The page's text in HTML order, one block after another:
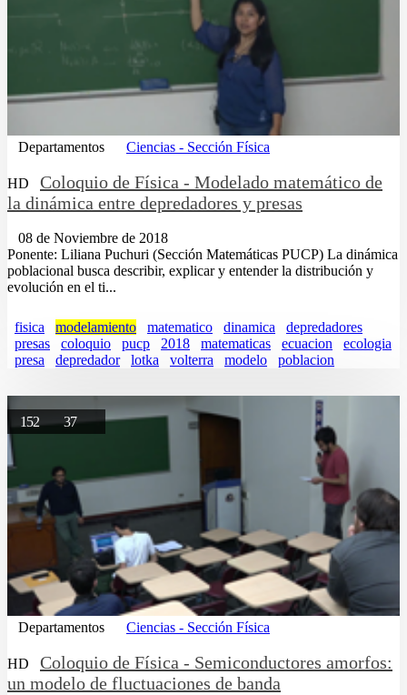
Departamentos Ciencias - Sección Física
HD
Coloquio de Física - Modelado matemático de
la dinámica entre depredadores y presas
08 de Noviembre de 2018
Ponente: Liliana Puchuri (Sección Matemáticas PUCP) La dinámica
poblacional busca describir, explicar y entender la distribución y
evolución en el ti...
fisica modelamiento matematico dinamica
depredadores
presas
coloquio pucp 2018 matematicas ecuacion
ecologia
presa
depredador lotka volterra modelo poblacion
152 37
Departamentos Ciencias - Sección Física
HD
Coloquio de Física - Semiconductores amorfos:
un modelo de fluctuaciones de banda